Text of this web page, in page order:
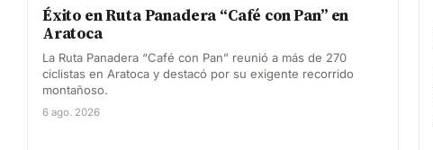
Éxito en Ruta Panadera “Café con Pan” en
Aratoca
La Ruta Panadera “Café con Pan” reunió a más de 270
ciclistas en Aratoca y destacó por su exigente recorrido
montañoso.
6 ago. 2026